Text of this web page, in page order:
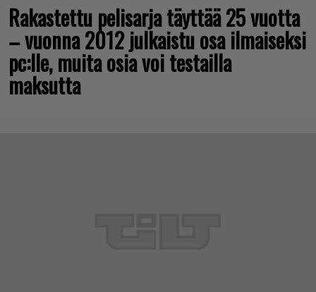
Rakastettu pelisarja täyttää 25 vuotta
– vuonna 2012 julkaistu osa ilmaiseksi
pc:lle, muita osia voi testailla
maksutta